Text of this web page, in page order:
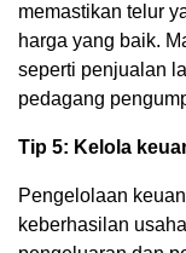
memastikan telur
harga yang baik.
seperti penjualan
pedagang
Tip 5: Kelola
Pengelolaan
keberhasilan